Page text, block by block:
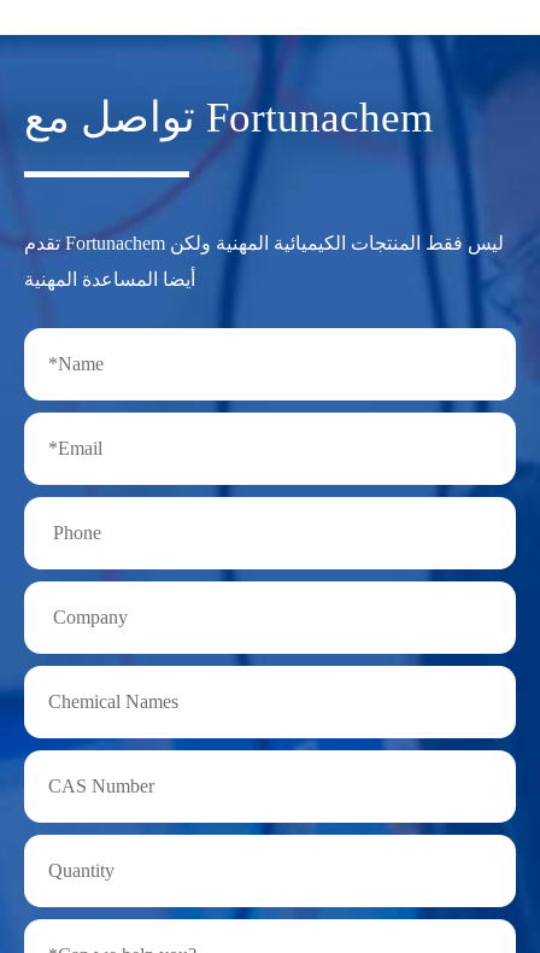
تواصل مع Fortunachem
تقدم Fortunachem ليس فقط المنتجات الكيميائية المهنية ولكن
أيضا المساعدة المهنية